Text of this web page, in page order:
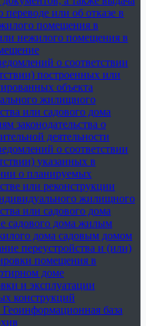
или об отказе в
помещения в
нежилого помещения в
о соответствии
построенных или
объекта
жилищного
или садового дома
законодательства о
деятельности
о соответствии
указанных в
о планируемых
или реконструкции
жилищного
или садового дома
садового дома жилым
дома садовым домом
переустройства и (или)
помещения в
доме
и эксплуатации
конструкций
база